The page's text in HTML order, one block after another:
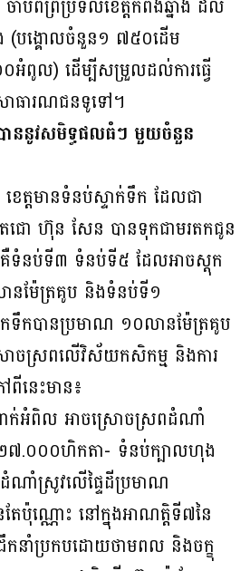
ាប់ពីព្រំប្រទល់ខេត្តកំពង់ឆ្នាំង ដល់
(បង្គោលចំនួន១ ៧៥០ដើម
ល) ដើម្បីសម្រួលដល់ការធ្វើ
ធារណជនទូទៅ។
ាននូវសមិទ្ធផលធំៗ មួយចំនួន
ត្តមានទំនប់ស្ទាក់ទឹក ដែលជា
ជោ ហ៊ុន សែន បានទុកជាមរតកជូន
គឺទំនប់ទី៣ ទំនប់ទី៥ ដែលអាចស្តុក​
នម៉ែត្រគូប និងទំនប់ទី១
កបានប្រមាណ ១០លាន​ម៉ែត្រគូប
ោចស្រពលើវិស័យកសិកម្ម និងការ
ពីនេះមាន៖
អំពិល អាចស្រោចស្រពដំណាំ
៧.០០០​ហិកតា- ទំនប់ក្បាលហុង
ណាំស្រូវលើផ្ទៃដីប្រមាណ
ប៉ុណ្ណោះ នៅក្នុងអាណត្តិទី៧នៃ
ដឹកនាំប្រកបដោយថាមពល និងចក្ខុ​